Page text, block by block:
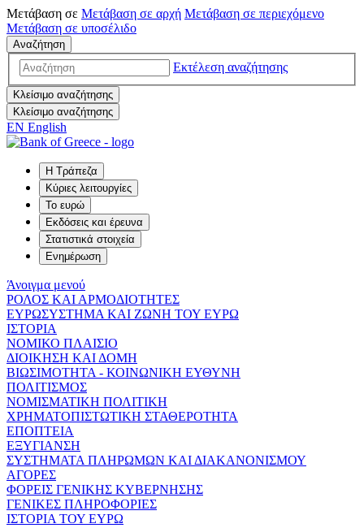
Μετάβαση σε Μετάβαση σε αρχή Μετάβαση σε περιεχόμενο
Μετάβαση σε υποσέλιδο
Αναζήτηση
Εκτέλεση αναζήτησης
Κλείσιμο αναζήτησης
Κλείσιμο αναζήτησης
EN English
Η Τράπεζα
Κύριες λειτουργίες
Το ευρώ
Εκδόσεις και έρευνα
Στατιστικά στοιχεία
Ενημέρωση
Άνοιγμα μενού
ΡΟΛΟΣ ΚΑΙ ΑΡΜΟΔΙΟΤΗΤΕΣ
ΕΥΡΩΣΥΣΤΗΜΑ ΚΑΙ ΖΩΝΗ ΤΟΥ ΕΥΡΩ
ΙΣΤΟΡΙΑ
ΝΟΜΙΚΟ ΠΛΑΙΣΙΟ
ΔΙΟΙΚΗΣΗ ΚΑΙ ΔΟΜΗ
ΒΙΩΣΙΜΟΤΗΤΑ - ΚΟΙΝΩΝΙΚΗ ΕΥΘΥΝΗ
ΠΟΛΙΤΙΣΜΟΣ
ΝΟΜΙΣΜΑΤΙΚΗ ΠΟΛΙΤΙΚΗ
ΧΡΗΜΑΤΟΠΙΣΤΩΤΙΚΗ ΣΤΑΘΕΡΟΤΗΤΑ
ΕΠΟΠΤΕΙΑ
ΕΞΥΓΙΑΝΣΗ
ΣΥΣΤΗΜΑΤΑ ΠΛΗΡΩΜΩΝ ΚΑΙ ΔΙΑΚΑΝΟΝΙΣΜΟΥ
ΑΓΟΡΕΣ
ΦΟΡΕΙΣ ΓΕΝΙΚΗΣ ΚΥΒΕΡΝΗΣΗΣ
ΓΕΝΙΚΕΣ ΠΛΗΡΟΦΟΡΙΕΣ
ΙΣΤΟΡΙΑ ΤΟΥ ΕΥΡΩ